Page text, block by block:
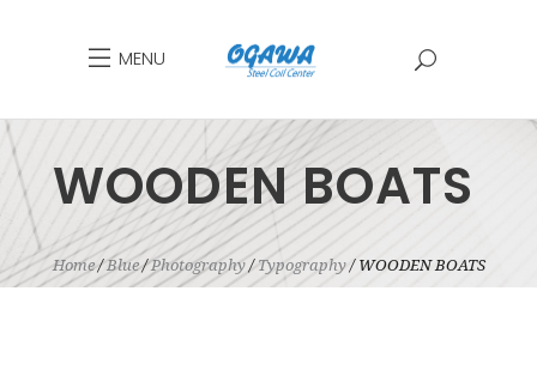
MENU
WOODEN BOATS
Home Blue Photography Typography WOODEN BOATS